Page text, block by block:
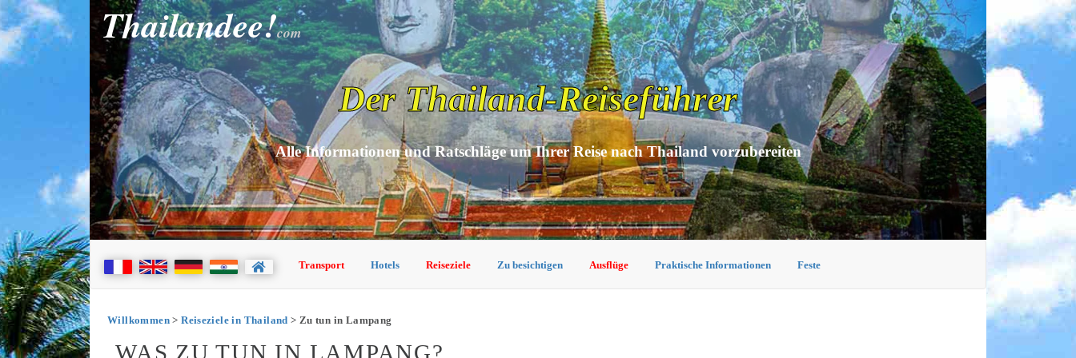
Thailandee!com
Der Thailand-Reiseführer
Alle Informationen und Ratschläge um Ihrer Reise nach Thailand vorzubereiten
Transport Hotels Reiseziele Zu besichtigen Ausflüge Praktische Informationen Feste
Willkommen>Reiseziele in Thailand > Zu tun in Lampang
WAS ZU TUN IN LAMPANG?